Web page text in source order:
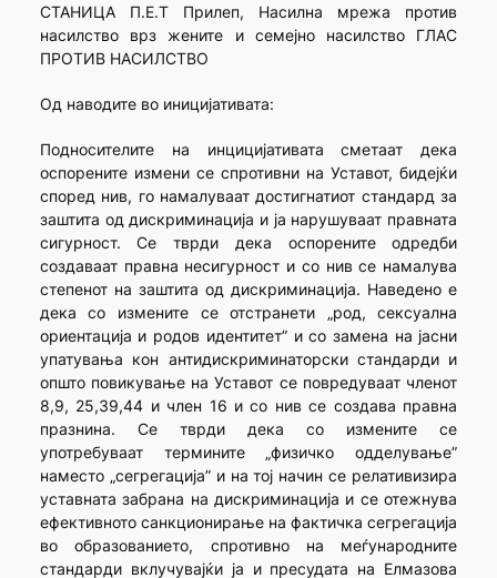
СТАНИЦА П.Е.Т Прилеп, Насилна мрежа против
насилство врз жените и семејно насилство ГЛАС
ПРОТИВ НАСИЛСТВО
Од наводите во иницијативата:
Подносителите на инцицијативата сметаат дека
оспорените измени се спротивни на Уставот, бидејќи
според нив, го намалуваат достигнатиот стандард за
заштита од дискриминација и ја нарушуваат правната
сигурност. Се тврди дека оспорените одредби
создаваат правна несигурност и со нив се намалува
степенот на заштита од дискриминација. Наведено е
дека со измените се отстранети „род, сексуална
ориентација и родов идентитет” и со замена на јасни
упатувања кон антидискриминаторски стандарди и
општо повикување на Уставот се повредуваат членот
8,9, 25,39,44 и член 16 и со нив се создава правна
празнина. Се тврди дека со измените се
употребуваат термините „физичко одделување”
наместо „сегрегација” и на тој начин се релативизира
уставната забрана на дискриминација и се отежнува
ефективното санкционирање на фактичка сегрегација
во образованието, спротивно на меѓународните
стандарди вклучувајќи ја и пресудата на Елмазова